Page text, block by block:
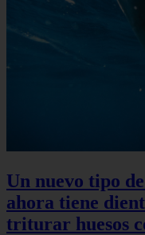
Un nuevo tipo
ahora tiene
triturar huesos